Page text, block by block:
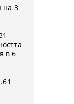
на 3
в 6